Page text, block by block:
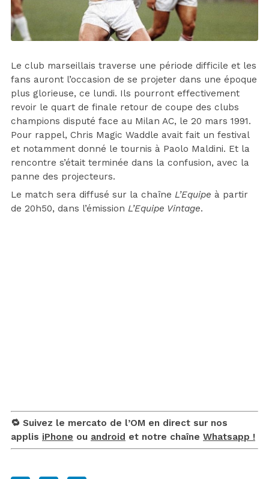
Le club marseillais traverse une période difficile et les
fans auront l’occasion de se projeter dans une époque
plus glorieuse, ce lundi. Ils pourront effectivement
revoir le quart de finale retour de coupe des clubs
champions disputé face au Milan AC, le 20 mars 1991.
Pour rappel, Chris Magic Waddle avait fait un festival
et notamment donné le tournis à Paolo Maldini. Et la
rencontre s’était terminée dans la confusion, avec la
panne des projecteurs.
Le match sera diffusé sur la chaîne L’Equipe à partir
de 20h50, dans l’émission L’Equipe Vintage.
🔁 Suivez le mercato de l’OM en direct sur nos
applis iPhone ou android et notre chaîne Whatsapp !